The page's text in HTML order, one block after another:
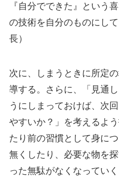
『自分でできた』という
の技術を自分のものにし
長）
次に、しまうときに所定
導する。さらに、「見通
うにしまっておけば、次
やすいか？」を考えるよ
たり前の習慣として身に
無くしたり、必要な物を
った無駄がなくなっていく